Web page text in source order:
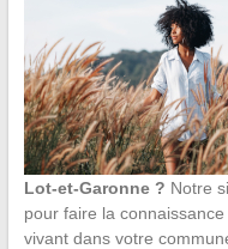
Lot-et-Garonne ? Notre
pour faire la
vivant dans votre